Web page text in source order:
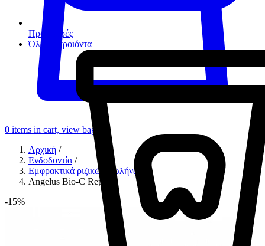
Προσφορές
Όλα τα προιόντα
0 items in cart, view bag
Αρχική /
Ενδοδοντία /
Εμφρακτικά ριζικών σωλήνων
Angelus Bio-C Repair
-15%